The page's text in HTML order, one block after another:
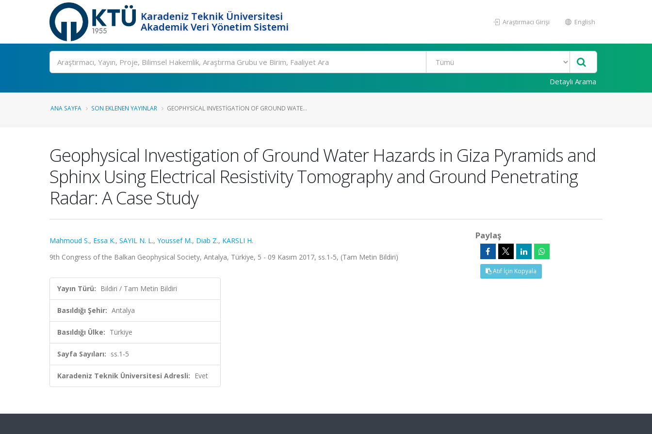
Karadeniz Teknik Üniversitesi
Akademik Veri Yönetim Sistemi
Araştırmacı Girişi English
Ara
Detaylı Arama
ANA SAYFA SON EKLENEN YAYINLAR GEOPHYSICAL INVESTIGATION OF GROUND WATE...
Geophysical Investigation of Ground Water Hazards in Giza Pyramids and
Sphinx Using Electrical Resistivity Tomography and Ground Penetrating
Radar: A Case Study
Mahmoud S., Essa K., SAYIL N. L., Youssef M., Diab Z., KARSLI H.
9th Congress of the Balkan Geophysical Society, Antalya, Türkiye, 5 - 09 Kasım 2017, ss.1-5, (Tam Metin Bildiri)
Yayın Türü: Bildiri / Tam Metin Bildiri
Basıldığı Şehir: Antalya
Basıldığı Ülke: Türkiye
Sayfa Sayıları: ss.1-5
Karadeniz Teknik Üniversitesi Adresli: Evet
Paylaş
Atıf İçin Kopyala